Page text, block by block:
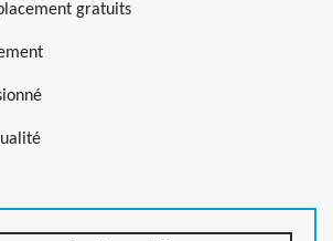
gratuits